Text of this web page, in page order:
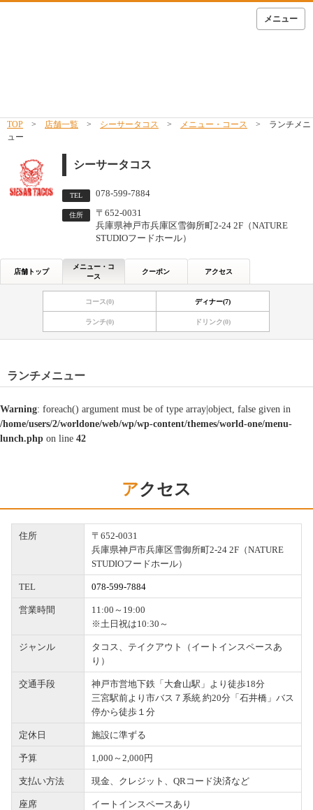
メニュー
TOP > 店舗一覧 > シーサータコス > メニュー・コース > ランチメニ
ュー
シーサータコス
TEL 078-599-7884
住所
〒652-0031
兵庫県神戸市兵庫区雪御所町2-24 2F（NATURE
STUDIOフードホール）
店舗トップ
メニュー・コ
ース
クーポン アクセス
コース(0) ディナー(7)
ランチ(0) ドリンク(0)
ランチメニュー
Warning: foreach() argument must be of type array|object, false given in
/home/users/2/worldone/web/wp/wp-content/themes/world-one/menu-
lunch.php on line 42
アクセス
住所
〒652-0031
兵庫県神戸市兵庫区雪御所町2-24 2F（NATURE
STUDIOフードホール）
TEL 078-599-7884
営業時間
11:00～19:00
※土日祝は10:30～
ジャンル
タコス、テイクアウト（イートインスペースあ
り）
交通手段
神戸市営地下鉄「大倉山駅」より徒歩18分
三宮駅前より市バス７系統 約20分「石井橋」バス
停から徒歩１分
定休日 施設に準ずる
予算 1,000～2,000円
支払い方法 現金、クレジット、QRコード決済など
座席 イートインスペースあり